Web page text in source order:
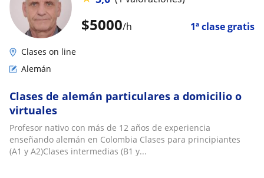
$5000/h 1ª clase gratis
Clases on line
Alemán
Clases de alemán particulares a domicilio o
virtuales
Profesor nativo con más de 12 años de experiencia
enseñando alemán en Colombia Clases para principiantes
(A1 y A2)Clases intermedias (B1 y...